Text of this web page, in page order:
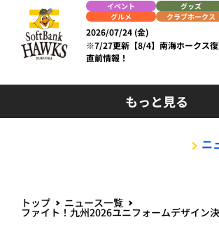
イベント
グッズ
グルメ
クラブホークス
2026/07/24 (金)
※7/27更新【8/4】南海ホークス
直前情報！
もっと見る
ニ
トップ ニュース一覧
ファイト！九州2026ユニフォームデザイン決